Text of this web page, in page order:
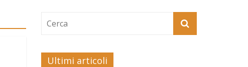
Ultimi articoli